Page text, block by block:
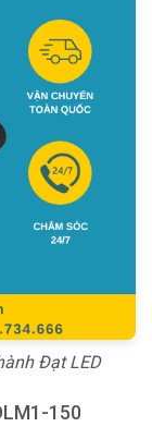
Đạt LED
150